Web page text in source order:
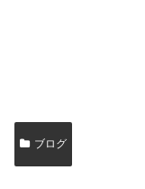
ブログ